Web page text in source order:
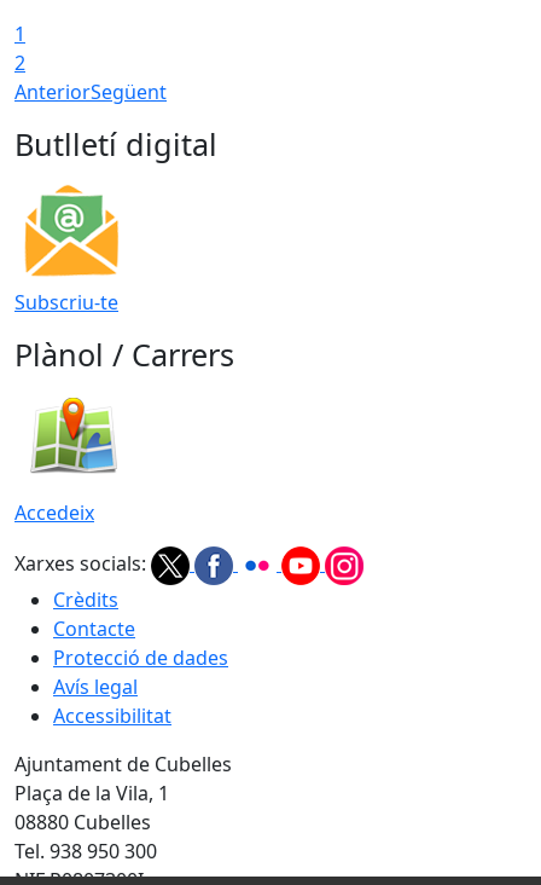
1
2
AnteriorSegüent
Butlletí digital
Subscriu-te
Plànol / Carrers
Accedeix
Xarxes socials:
Crèdits
Contacte
Protecció de dades
Avís legal
Accessibilitat
Ajuntament de Cubelles
Plaça de la Vila, 1
08880 Cubelles
Tel. 938 950 300